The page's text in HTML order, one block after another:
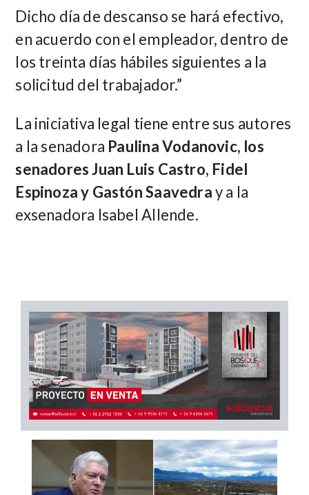
Dicho día de descanso se hará efectivo,
en acuerdo con el empleador, dentro de
los treinta días hábiles siguientes a la
solicitud del trabajador.”
La iniciativa legal tiene entre sus autores
a la senadora Paulina Vodanovic, los
senadores Juan Luis Castro, Fidel
Espinoza y Gastón Saavedray a la
exsenadora Isabel Allende.